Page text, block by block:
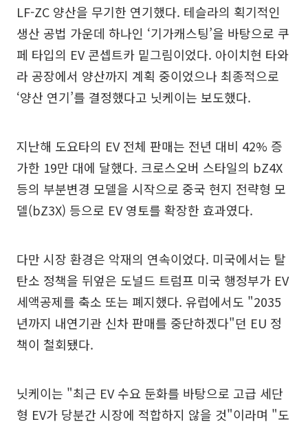
LF-ZC 양산을 무기한 연기했다. 테슬라의 획기적인
생산 공법 가운데 하나인 ‘기가캐스팅’을 바탕으로 쿠
페 타입의 EV 콘셉트카 밑그림이었다. 아이치현 타와
라 공장에서 양산까지 계획 중이었으나 최종적으로
‘양산 연기’를 결정했다고 닛케이는 보도했다.
지난해 도요타의 EV 전체 판매는 전년 대비 42% 증
가한 19만 대에 달했다. 크로스오버 스타일의 bZ4X
등의 부분변경 모델을 시작으로 중국 현지 전략형 모
델(bZ3X) 등으로 EV 영토를 확장한 효과였다.
다만 시장 환경은 악재의 연속이었다. 미국에서는 탈
탄소 정책을 뒤엎은 도널드 트럼프 미국 행정부가 EV
세액공제를 축소 또는 폐지했다. 유럽에서도 "2035
년까지 내연기관 신차 판매를 중단하겠다"던 EU 정
책이 철회됐다.
닛케이는 "최근 EV 수요 둔화를 바탕으로 고급 세단
형 EV가 당분간 시장에 적합하지 않을 것"이라며 "도